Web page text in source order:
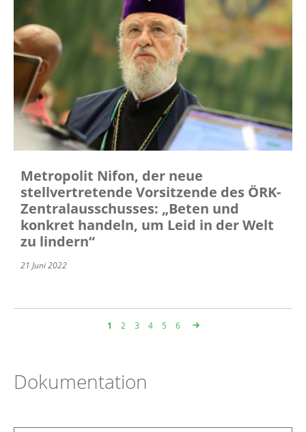
Metropolit Nifon, der neue
stellvertretende Vorsitzende des ÖRK-
Zentralausschusses: „Beten und
konkret handeln, um Leid in der Welt
zu lindern“
21 Juni 2022
Seitennummerierung
Page
1 Page
2 Page
3 Page
4 Page
5 Page
6
Dokumentation